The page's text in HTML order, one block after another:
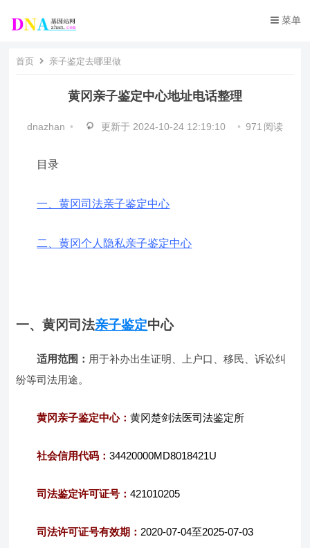
菜单
首页 亲子鉴定去哪里做
黄冈亲子鉴定中心地址电话整理
dnazhan • 更新于 2024-10-24 12:19:10 • 971 阅读
目录
一、黄冈司法亲子鉴定中心
二、黄冈个人隐私亲子鉴定中心
一、黄冈司法亲子鉴定中心
适用范围： 用于补办出生证明、上户口、移民、诉讼纠
纷等司法用途。
黄冈亲子鉴定中心：黄冈楚剑法医司法鉴定所
社会信用代码：34420000MD8018421U
司法鉴定许可证号：421010205
司法许可证号有效期： 2020-07-04至2025-07-03